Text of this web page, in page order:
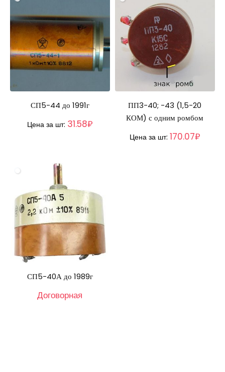
СП5-44 до 1991г
Цена за шт: 31.58₽
ПП3-40; -43 (1,5-20
КОМ) с одним ромбом
Цена за шт: 170.07₽
СП5-40А до 1989г
Договорная